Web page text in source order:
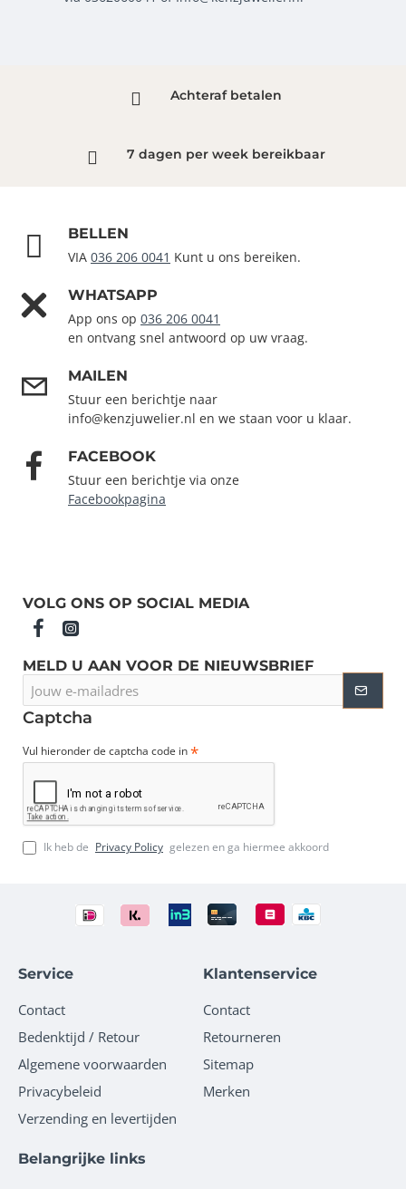
Achteraf betalen
7 dagen per week bereikbaar
BELLEN
VIA 036 206 0041 Kunt u ons bereiken.
WHATSAPP
App ons op 036 206 0041
en ontvang snel antwoord op uw vraag.
MAILEN
Stuur een berichtje naar
info@kenzjuwelier.nl en we staan voor u klaar.
FACEBOOK
Stuur een berichtje via onze
Facebookpagina
VOLG ONS OP SOCIAL MEDIA
MELD U AAN VOOR DE NIEUWSBRIEF
e-
mailadres
Captcha
Vul hieronder de captcha code in
Ik heb de Privacy Policy gelezen en ga hiermee akkoord
Service
Contact
Bedenktijd / Retour
Algemene voorwaarden
Privacybeleid
Verzending en levertijden
Klantenservice
Contact
Retourneren
Sitemap
Merken
Belangrijke links